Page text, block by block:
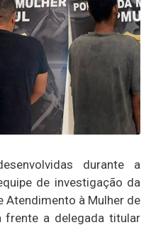
durante a
de investigação da
Atendimento à Mulher de
frente a delegada titular